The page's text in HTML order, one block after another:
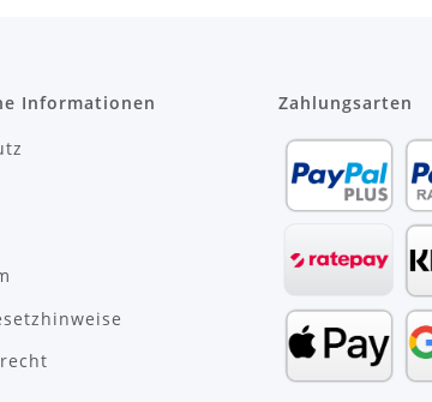
Informationen Zahlungsarten